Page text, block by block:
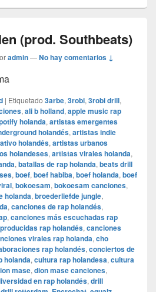
(prod. Southbeats)
admin—No hay comentarios ↓
| Etiquetado 3arbe, 3robi, 3robi drill,
, ali b holland, apple music rap
holanda, artistas emergentes
holandés, artistas indie
holandés, artistas urbanos
holandeses, artistas virales holanda,
, batallas de rap holanda, beats drill
, boef, boef habiba, boef holanda, boef
, bokoesam, bokoesam canciones,
holanda, broederliefde jungle,
, canciones de rap holandés,
, canciones más escuchadas rap
rap holandés, canciones
virales rap holanda, cho
rap holandés, conciertos de
holanda, cultura rap holandesa, cultura
mase, dion mase canciones,
en rap holandés, drill